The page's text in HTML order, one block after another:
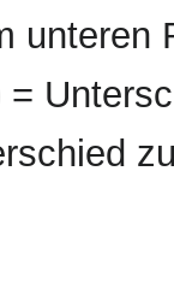
unteren
=